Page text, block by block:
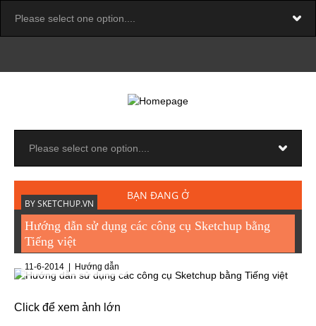
BẠN ĐANG Ở
Trang chủ→Hướng dẫn→ Hướng dẫn sử dụng các công cụ
BY SKETCHUP.VN
Hướng dẫn sử dụng các công cụ Sketchup bằng
Tiếng việt
11-6-2014 | Hướng dẫn
Click để xem ảnh lớn